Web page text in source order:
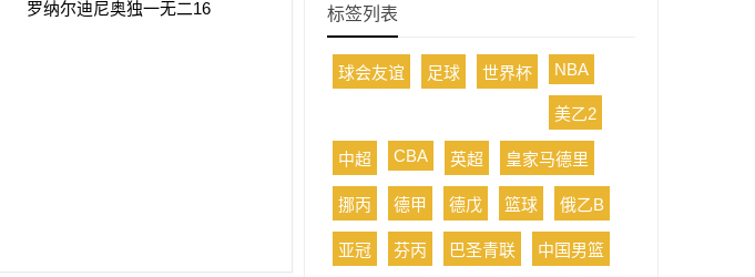
罗纳尔迪尼奥独一无二16
标签列表
球会友谊 足球 世界杯 NBA
美乙2
中超 CBA 英超 皇家马德里
挪丙 德甲 德戊 篮球 俄乙B
亚冠 芬丙 巴圣青联 中国男篮